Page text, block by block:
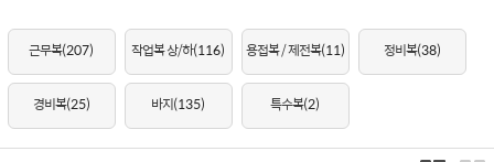
근무복(207) 작업복 상/하(116) 용접복 / 제전복(11) 정비복(38)
경비복(25) 바지(135) 특수복(2)